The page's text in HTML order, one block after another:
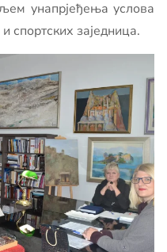
унапрјеђења услова
спортских заједница.